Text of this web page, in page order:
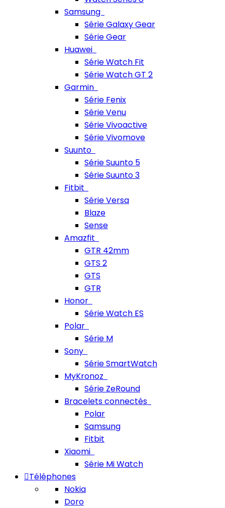
Samsung
Série Galaxy Gear
Série Gear
Huawei
Série Watch Fit
Série Watch GT 2
Garmin
Série Fenix
Série Venu
Série Vivoactive
Série Vivomove
Suunto
Série Suunto 5
Série Suunto 3
Fitbit
Série Versa
Blaze
Sense
Amazfit
GTR 42mm
GTS 2
GTS
GTR
Honor
Série Watch ES
Polar
Série M
Sony
Série SmartWatch
MyKronoz
Série ZeRound
Bracelets connectés
Polar
Samsung
Fitbit
Xiaomi
Série Mi Watch
Téléphones
Nokia
Doro